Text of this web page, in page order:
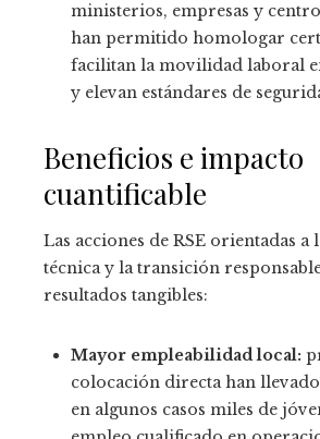
ministerios, empresas y
han permitido homologar
facilitan la movilidad laboral
y elevan estándares de
Beneficios e impacto
cuantificable
Las acciones de RSE orientadas
técnica y la transición
resultados tangibles:
Mayor empleabilidad local:
colocación directa han
en algunos casos miles de